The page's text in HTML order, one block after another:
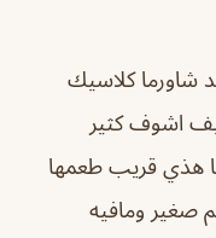
شاورما كلاسيك
اشوف كثير
هذي قريب طعمها
صغير ومافيه